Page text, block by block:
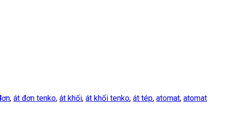
, át đơn tenko, át khối, át khối tenko, át tép, atomat, atomat